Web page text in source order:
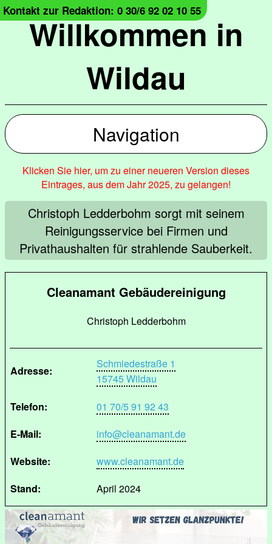
Willkommen in
Wildau
Kontakt zur Redaktion: 0 30/6 92 02 10 55
Navigation
Klicken Sie hier, um zu einer neueren Version dieses
Eintrages, aus dem Jahr 2025, zu gelangen!
Christoph Ledderbohm sorgt mit seinem
Reinigungsservice bei Firmen und
Privathaushalten für strahlende Sauberkeit.
Cleanamant Gebäudereinigung
Christoph Ledderbohm
Adresse:
Schmiedestraße 1
15745 Wildau
Telefon:
01 70/5 91 92 43
E-Mail:
info@cleanamant.de
Website:
www.cleanamant.de
Stand:
April 2024